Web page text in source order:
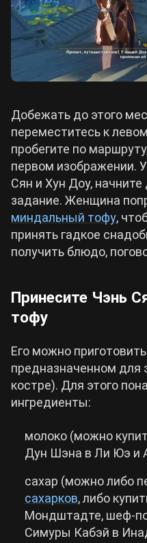
Добежать до этого
переместитесь к
пробегите по
первом изображении.
Сян и Хун Доу,
задание. Женщина
миндальный тофу,
принять гадкое
получить блюдо,
Принесите Чэнь
тофу
Его можно
предназначенном для
костре). Для этого
ингредиенты:
молоко (можно
Дун Шэна в Ли Юэ и
сахар (можно либо
сахарков, либо
Мондштадте, шеф-
Симуры Кабэй в